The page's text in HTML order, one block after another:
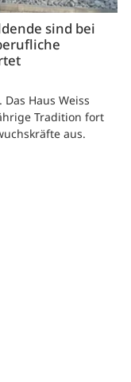
sind bei
Haus Weiss
Tradition fort
aus.